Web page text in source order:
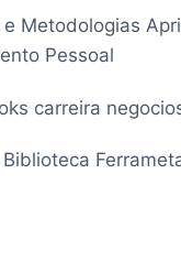
e Metodologias
Pessoal
carreira
Biblioteca